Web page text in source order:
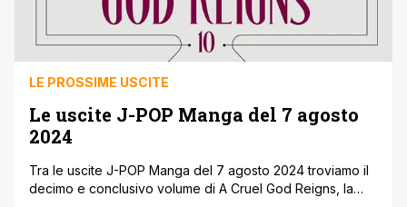
LE PROSSIME USCITE
Le uscite J-POP Manga del 7 agosto
2024
Tra le uscite J-POP Manga del 7 agosto 2024 troviamo il
decimo e conclusivo volume di A Cruel God Reigns, la